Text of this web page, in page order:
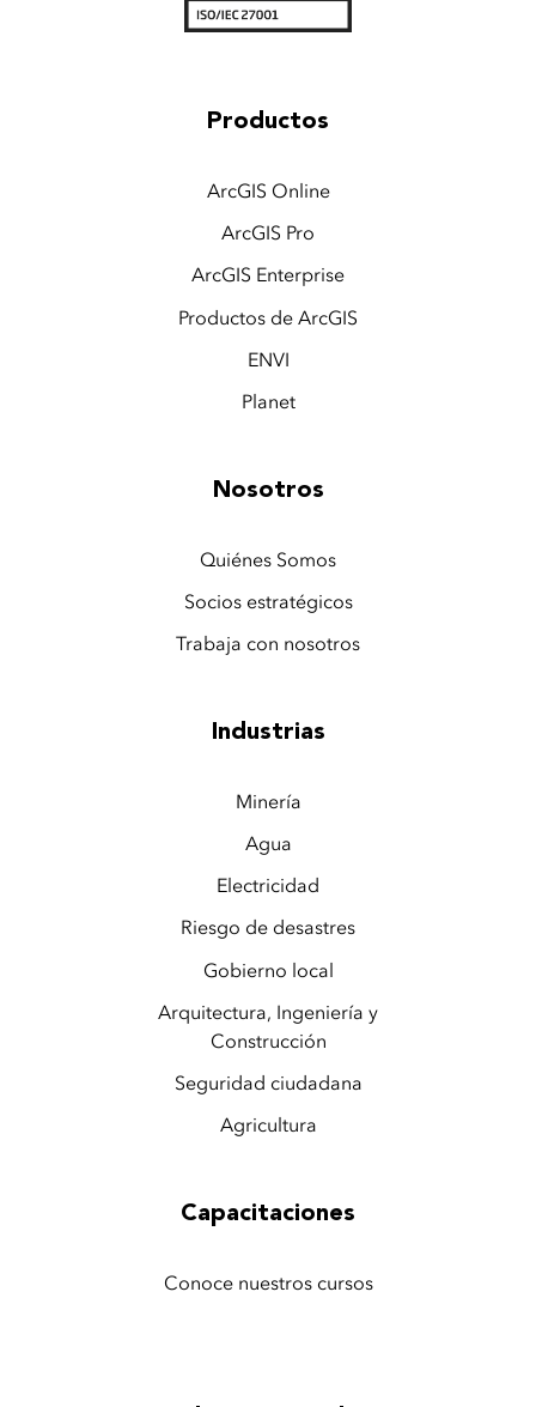
Productos
ArcGIS Online
ArcGIS Pro
ArcGIS Enterprise
Productos de ArcGIS
ENVI
Planet
Nosotros
Quiénes Somos
Socios estratégicos
Trabaja con nosotros
Industrias
Minería
Agua
Electricidad
Riesgo de desastres
Gobierno local
Arquitectura, Ingeniería y
Construcción
Seguridad ciudadana
Agricultura
Capacitaciones
Conoce nuestros cursos